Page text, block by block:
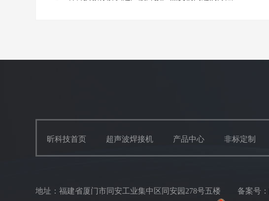
昕科技首页 超声波焊接机 产品中心 非标定制
地址：福建省厦门市同安工业集中区同安园278号五楼 备案号：